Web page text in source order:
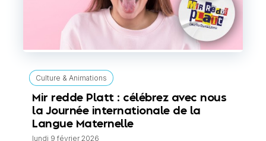
Culture & Animations
Mir redde Platt : célébrez avec nous
la Journée internationale de la
Langue Maternelle
lundi 9 février 2026